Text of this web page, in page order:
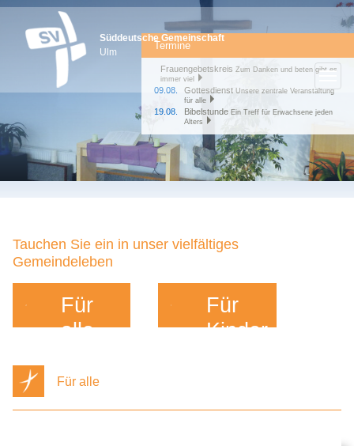
Termine
FrauengebetskreisZum Danken und beten gibt es
immer viel
09.08. Gottesdienst Unsere zentrale Veranstaltung
für alle
19.08. BibelstundeEin Treff für Erwachsene jeden
Alters
Süddeutsche Gemeinschaft
Ulm
Tauchen Sie ein in unser vielfältiges
Gemeindeleben
Für
alle
Für
Kinder
Für alle